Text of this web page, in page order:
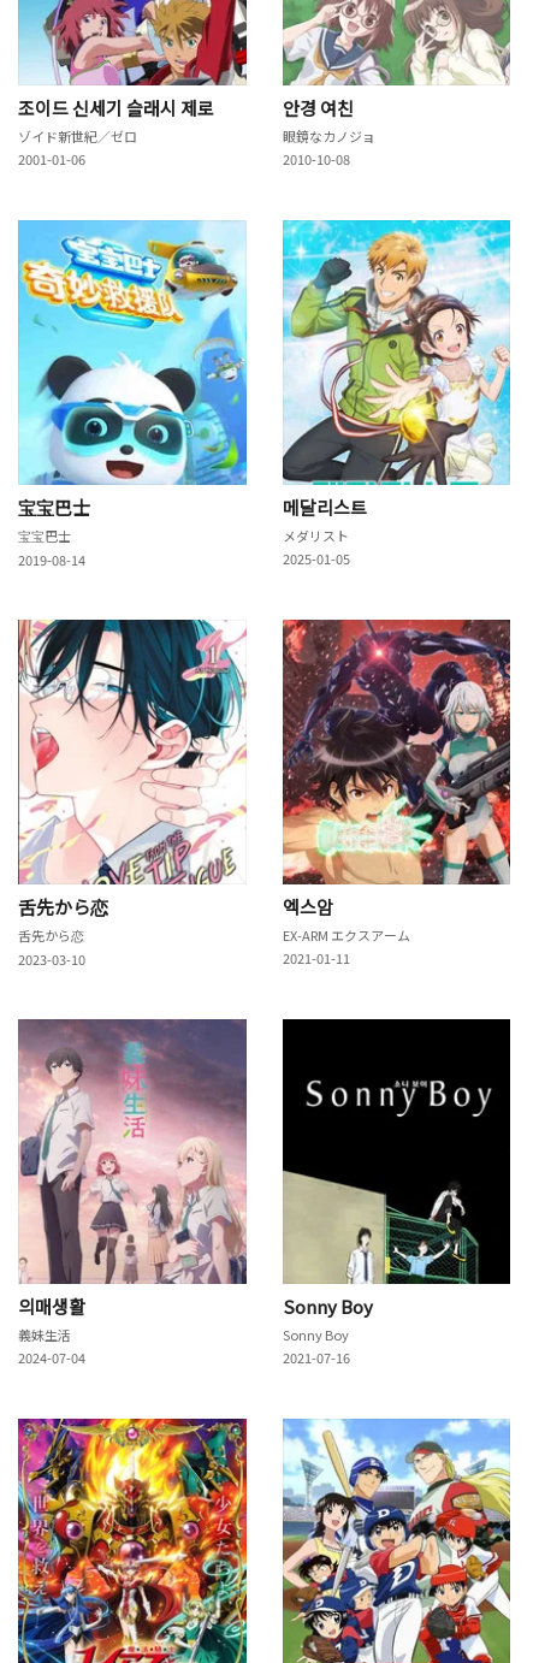
조이드 신세기 슬래시 제로
ゾイド新世紀／ゼロ
2001-01-06
안경 여친
眼鏡なカノジョ
2010-10-08
宝宝巴士
宝宝巴士
2019-08-14
메달리스트
メダリスト
2025-01-05
舌先から恋
舌先から恋
2023-03-10
엑스암
EX-ARM エクスアーム
2021-01-11
의매생활
義妹生活
2024-07-04
Sonny Boy
Sonny Boy
2021-07-16